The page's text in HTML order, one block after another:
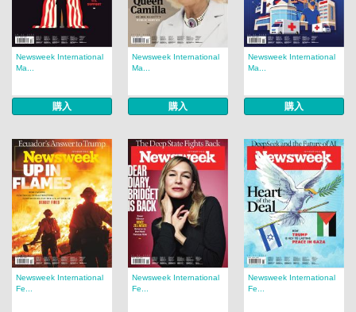
Newsweek International
Ma...
購入
Newsweek International
Ma...
購入
Newsweek International
Ma...
購入
Newsweek International
Fe...
Newsweek International
Fe...
Newsweek International
Fe...